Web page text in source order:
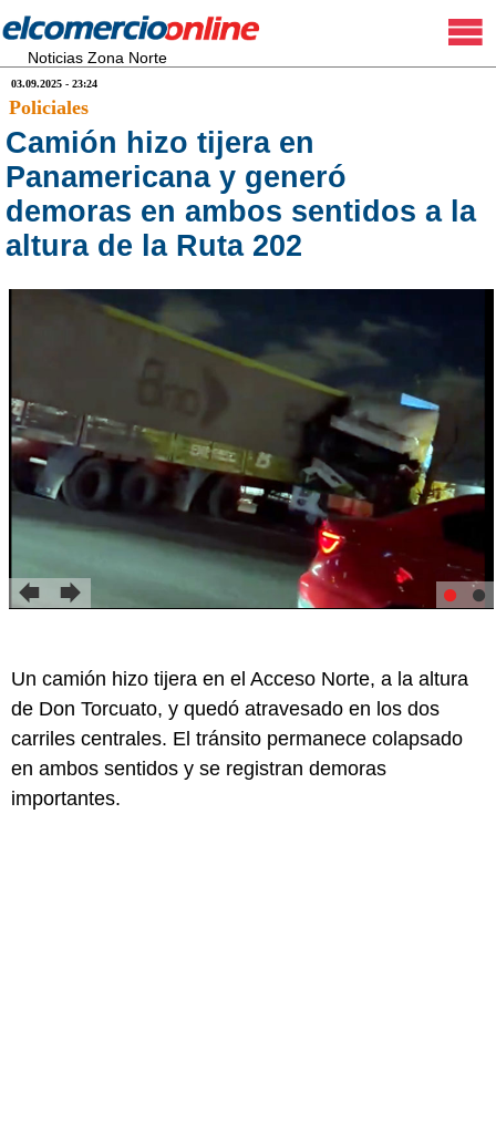
Noticias Zona Norte
03.09.2025 - 23:24
Policiales
Camión hizo tijera en
Panamericana y generó
demoras en ambos sentidos a la
altura de la Ruta 202
Un camión hizo tijera en el Acceso Norte, a la altura
de Don Torcuato, y quedó atravesado en los dos
carriles centrales. El tránsito permanece colapsado
en ambos sentidos y se registran demoras
importantes.